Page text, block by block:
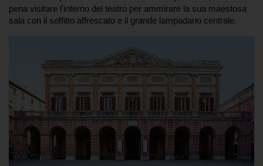
pena visitare l'interno del teatro per ammirare la sua maestosa
sala con il soffitto affrescato e il grande lampadario centrale.